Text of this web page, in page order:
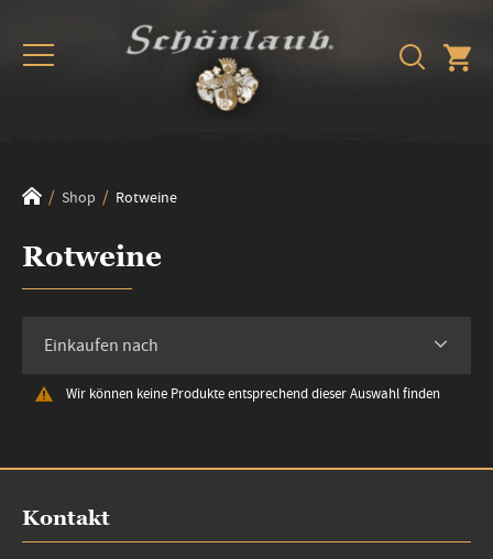
Shop Rotweine
Rotweine
Wir können keine Produkte entsprechend dieser Auswahl finden
Einkaufen nach
Kontakt